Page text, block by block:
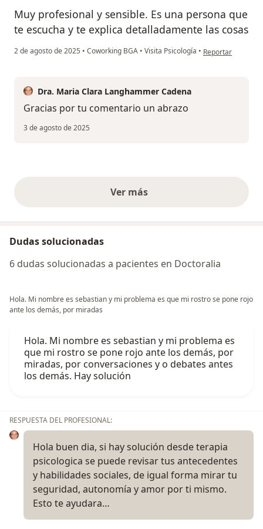
Muy profesional y sensible. Es una persona que
te escucha y te explica detalladamente las cosas
2 de agosto de 2025 • Coworking BGA • Visita Psicología • en opinión del
Reportar
Dra. Maria Clara Langhammer Cadena
Gracias por tu comentario un abrazo
3 de agosto de 2025
Ver másopiniones anteriores
Dudas solucionadas
6 dudas solucionadas a pacientes en Doctoralia
Hola. Mi nombre es sebastian y mi problema es que mi rostro se pone rojo
ante los demás, por miradas
Hola. Mi nombre es sebastian y mi problema es
que mi rostro se pone rojo ante los demás, por
miradas, por conversaciones y o debates antes
los demás. Hay solución
RESPUESTA DEL PROFESIONAL:
Hola buen dia, si hay solución desde terapia
psicologica se puede revisar tus antecedentes
y habilidades sociales, de igual forma mirar tu
seguridad, autonomía y amor por ti mismo.
Esto te ayudara…